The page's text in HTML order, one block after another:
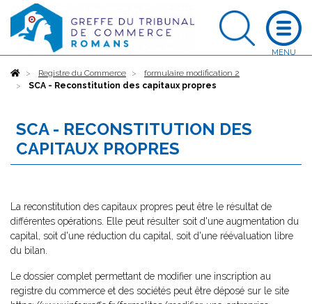
AccueilRegistre du Commerce
formulaire modification 2
SCA - Reconstitution des capitaux propres
SCA - RECONSTITUTION DES
CAPITAUX PROPRES
La reconstitution des capitaux propres peut être le résultat de
différentes opérations. Elle peut résulter soit d'une augmentation du
capital, soit d'une réduction du capital, soit d'une réévaluation libre
du bilan.
Le dossier complet permettant de modifier une inscription au
registre du commerce et des sociétés peut être déposé sur le site